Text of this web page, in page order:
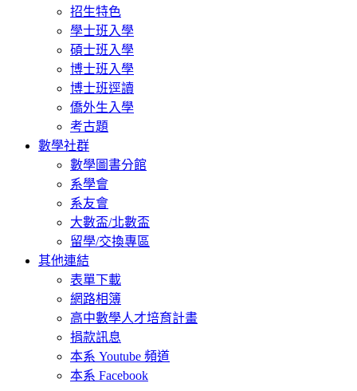
招生特色
學士班入學
碩士班入學
博士班入學
博士班逕讀
僑外生入學
考古題
數學社群
數學圖書分館
系學會
系友會
大數盃/北數盃
留學/交換專區
其他連結
表單下載
網路相簿
高中數學人才培育計畫
捐款訊息
本系 Youtube 頻道
本系 Facebook